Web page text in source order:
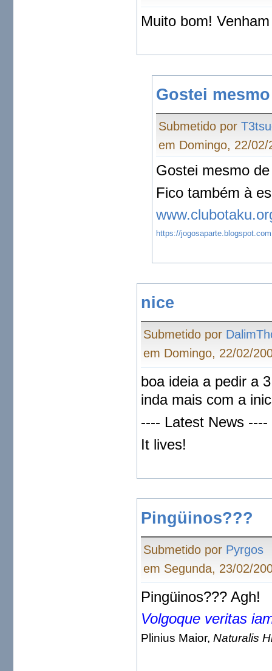
Muito bom!
Gostei
Submetido por
em Domingo, 22/
Gostei mesmo
Fico também à
https://jogosaparte.blogspot.com
nice
Submetido por
em Domingo, 22/02/
boa ideia a pedir a
inda mais com a
---- Latest News ----
It lives!
Pingüinos???
Submetido por Pyrgos
em Segunda, 23/02/
Pingüinos??? Agh!
Volgoque veritas
Plinius Maior,Naturalis